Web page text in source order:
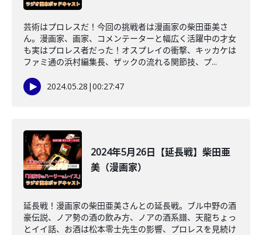
芸術はプロレスだ！今回の挑戦者は漫画家の柴田亜美さ
ん。漫画家、画家、コメンテーターと幅広く活躍中の才女
も実はプロレス者だった！オスプレイの衝撃、キッカケは
ファミ通の浜村編集長、ザックの流れる関節技、プ...
2024.05.28 |00:27:47
2024年5月26日【延長戦】柴田亜
美（漫画家）
延長戦！漫画家の柴田亜美さんとの延長戦。ブル中野の酒
豪伝説、ノア勢の酒の飲み方、ノアの酒系譜、天龍ちょっ
とイイ話、お酒は松本零士先生の影響、プロレスを見続け